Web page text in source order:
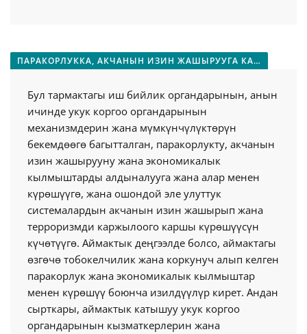
ПАРАКОРЛУККА, АКЧАНЫН ИЗИН ЖАШЫРУУГА КАРШЫ КҮРӨШҮҮ ЖАНА АКТИВДЕРДИ КАЙТАРУУ СИСТЕМАЛАР
Бул тармактагы иш бийлик органдарынын, анын
ичинде укук коргоо органдарынын
механизмдерин жана мүмкүнчүлүктөрүн
бекемдөөгө багытталган, паракорлукту, акчанын
изин жашырууну жана экономикалык
кылмыштарды алдыналууга жана алар менен
күрөшүүгө, жана ошондой эле улуттук
системалардын акчанын изин жашырып жана
терроризмди каржылоого каршы күрөшүүсүн
күчөтүүгө. Аймактык деңгээлде болсо, аймактагы
өзгөчө тобокелчилик жана коркунуч алып келген
паракорлук жана экономикалык кылмыштар
менен күрөшүү боюнча изилдүүлүр кирет. Андан
сырткары, аймактык катышуу укук коргоо
органдарынын кызматкерлерин жана